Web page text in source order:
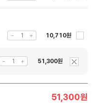
10,710원
51,300원
51,300원